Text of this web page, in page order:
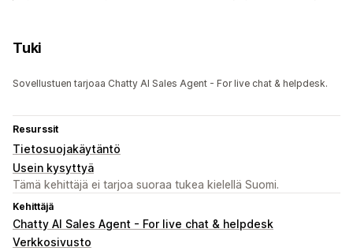
Tuki
Sovellustuen tarjoaa Chatty AI Sales Agent - For live chat & helpdesk.
Resurssit
Tietosuojakäytäntö
Usein kysyttyä
Tämä kehittäjä ei tarjoa suoraa tukea kielellä Suomi.
Kehittäjä
Chatty AI Sales Agent - For live chat & helpdesk
Verkkosivusto